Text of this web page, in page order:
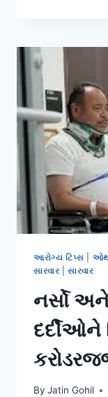
કામ
આરોગ્ય ટિપ્સ
સારવાર |સારવાર
નર્સો અને
દર્દીઓને
By Jatin Gohil